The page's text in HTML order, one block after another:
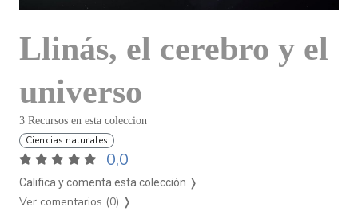
Llinás, el cerebro y el
universo
3 Recursos en esta coleccion
Ciencias naturales
0,0
Califica y comenta esta colección ❭
Ver comentarios (0) ❭